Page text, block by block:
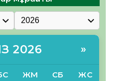
2026 »
ЖМ СБ ЖС